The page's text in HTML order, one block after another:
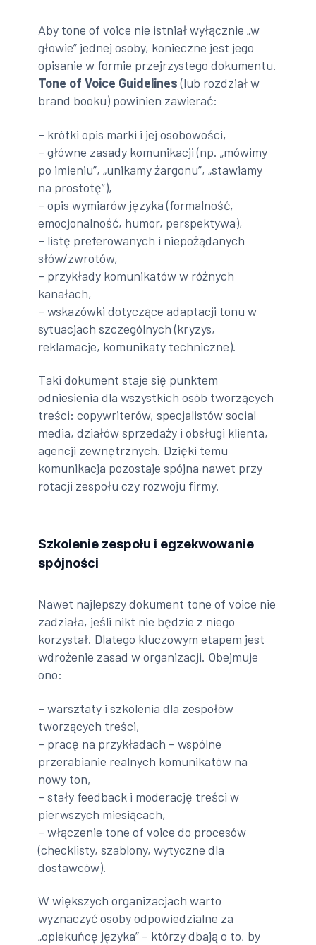
Aby tone of voice nie istniał wyłącznie „w
głowie” jednej osoby, konieczne jest jego
opisanie w formie przejrzystego dokumentu.
Tone of Voice Guidelines(lub rozdział w
brand booku) powinien zawierać:
– krótki opis marki i jej osobowości,
– główne zasady komunikacji (np. „mówimy
po imieniu”, „unikamy żargonu”, „stawiamy
na prostotę”),
– opis wymiarów języka (formalność,
emocjonalność, humor, perspektywa),
– listę preferowanych i niepożądanych
słów/zwrotów,
– przykłady komunikatów w różnych
kanałach,
– wskazówki dotyczące adaptacji tonu w
sytuacjach szczególnych (kryzys,
reklamacje, komunikaty techniczne).
Taki dokument staje się punktem
odniesienia dla wszystkich osób tworzących
treści: copywriterów, specjalistów social
media, działów sprzedaży i obsługi klienta,
agencji zewnętrznych. Dzięki temu
komunikacja pozostaje spójna nawet przy
rotacji zespołu czy rozwoju firmy.
Szkolenie zespołu i egzekwowanie
spójności
Nawet najlepszy dokument tone of voice nie
zadziała, jeśli nikt nie będzie z niego
korzystał. Dlatego kluczowym etapem jest
wdrożenie zasad w organizacji. Obejmuje
ono:
– warsztaty i szkolenia dla zespołów
tworzących treści,
– pracę na przykładach – wspólne
przerabianie realnych komunikatów na
nowy ton,
– stały feedback i moderację treści w
pierwszych miesiącach,
– włączenie tone of voice do procesów
(checklisty, szablony, wytyczne dla
dostawców).
W większych organizacjach warto
wyznaczyć osoby odpowiedzialne za
„opiekuńcę języka” – którzy dbają o to, by